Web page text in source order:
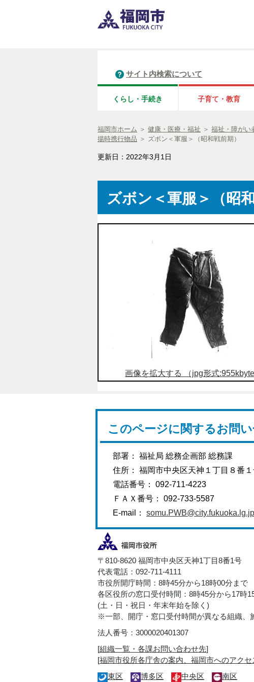
サイト内検索について
くらし・手続き 子育て・教育
福岡市ホーム ＞ 健康・医療・福祉 ＞ 福祉・障がい
揚時携行物品 ＞ ズボン＜軍服＞（昭和戦前期）
更新日：2022年3月1日
ズボン＜軍服＞（昭和
画像を拡大する （jpg形式:955kbyte
このページに関するお問
部署： 福祉局 総務企画部 総務課
住所： 福岡市中央区天神１丁目８番
電話番号： 092-711-4223
ＦＡＸ番号： 092-733-5587
E-mail： somu.PWB@city.fukuoka.lg.jp
〒810-8620 福岡市中央区天神1丁目8番1号
代表電話：092-711-4111
市役所開庁時間：8時45分から18時00分まで
各区役所の窓口受付時間：8時45分から17時
(土・日・祝日・年末年始を除く)
※一部、開庁・窓口受付時間が異なる組織、
法人番号：3000020401307
[組織一覧・各課お問い合わせ先]
[福岡市役所各庁舎の案内、福岡市へのアクセ
東区
博多区 中央区 南区